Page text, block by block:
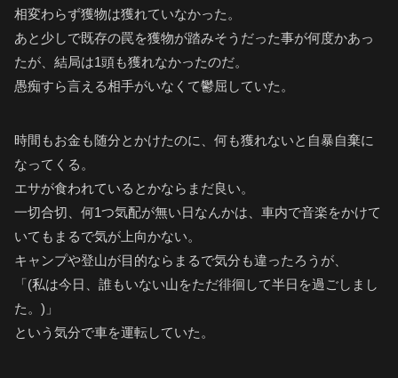
相変わらず獲物は獲れていなかった。
あと少しで既存の罠を獲物が踏みそうだった事が何度かあっ
たが、結局は1頭も獲れなかったのだ。
愚痴すら言える相手がいなくて鬱屈していた。
時間もお金も随分とかけたのに、何も獲れないと自暴自棄に
なってくる。
エサが食われているとかならまだ良い。
一切合切、何1つ気配が無い日なんかは、車内で音楽をかけて
いてもまるで気が上向かない。
キャンプや登山が目的ならまるで気分も違ったろうが、
「(私は今日、誰もいない山をただ徘徊して半日を過ごしまし
た。)」
という気分で車を運転していた。